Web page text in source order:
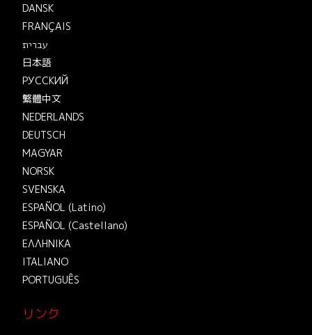
DANSK
FRANÇAIS
עברית
日本語
РУССКИЙ
繁體中文
NEDERLANDS
DEUTSCH
MAGYAR
NORSK
SVENSKA
ESPAÑOL (Latino)
ESPAÑOL (Castellano)
ΕΛΛΗΝΙΚA
ITALIANO
PORTUGUÊS
リンク